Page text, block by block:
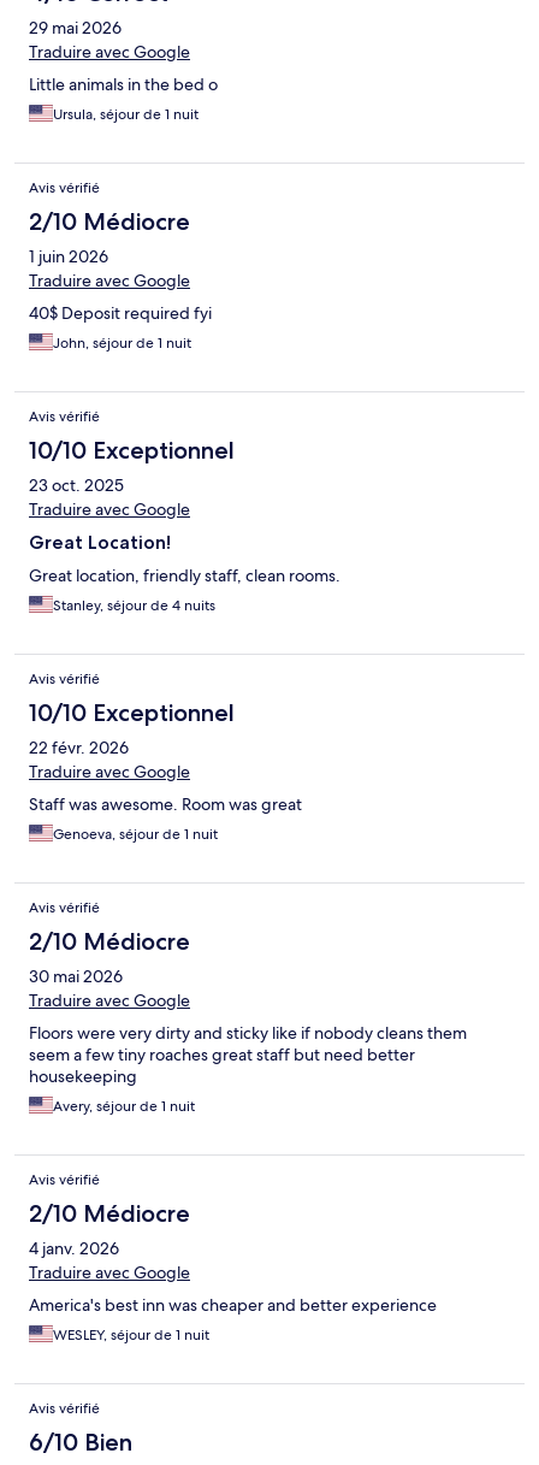
29 mai 2026
Traduire avec Google
Little animals in the bed o
Ursula, séjour de 1 nuit
Avis vérifié
2/10 Médiocre
1 juin 2026
Traduire avec Google
40$ Deposit required fyi
John, séjour de 1 nuit
Avis vérifié
10/10 Exceptionnel
23 oct. 2025
Traduire avec Google
Great Location!
Great location, friendly staff, clean rooms.
Stanley, séjour de 4 nuits
Avis vérifié
10/10 Exceptionnel
22 févr. 2026
Traduire avec Google
Staff was awesome. Room was great
Genoeva, séjour de 1 nuit
Avis vérifié
2/10 Médiocre
30 mai 2026
Traduire avec Google
Floors were very dirty and sticky like if nobody cleans them
seem a few tiny roaches great staff but need better
housekeeping
Avery, séjour de 1 nuit
Avis vérifié
2/10 Médiocre
4 janv. 2026
Traduire avec Google
America's best inn was cheaper and better experience
WESLEY, séjour de 1 nuit
Avis vérifié
6/10 Bien